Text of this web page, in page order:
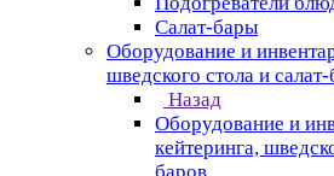
Салат-бары
Оборудование и
шведского стола и
Назад
Оборудование и
кейтеринга,